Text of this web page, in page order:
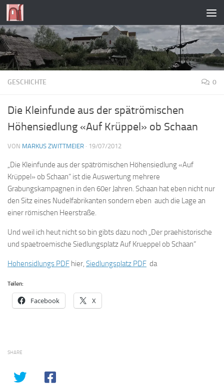
Zum Inhalt springen
GESCHICHTE 0
Die Kleinfunde aus der spätrömischen
Höhensiedlung «Auf Krüppel» ob Schaan
VON MARKUS ZWITTMEIER · 19/07/2012
„Die Kleinfunde aus der spätrömischen Höhensiedlung «Auf
Krüppel» ob Schaan“ ist die Auswertung mehrere
Grabungskampagnen in den 60er Jahren. Schaan hat eben nicht nur
den Sitz eines Nudelfabrikanten sondern eben auch die Lage an
einer römischen Heerstraße.
Und weil ich heut nicht so bin gibts dazu noch „Der praehistorische
und spaetroemische Siedlungsplatz Auf Krueppel ob Schaan“
Hohensidlungs PDF hier, Siedlungsplatz PDF da
Teilen:
Facebook X
SHARE